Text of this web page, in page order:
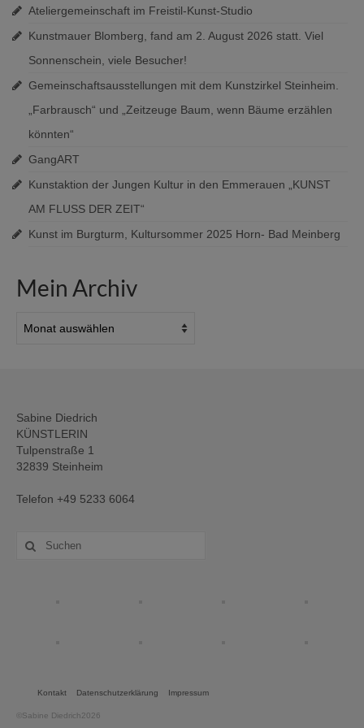
Ateliergemeinschaft im Freistil-Kunst-Studio
Kunstmauer Blomberg, fand am 2. August 2026 statt. Viel
Sonnenschein, viele Besucher!
Gemeinschaftsausstellungen mit dem Kunstzirkel Steinheim.
„Farbrausch“ und „Zeitzeuge Baum, wenn Bäume erzählen
könnten“
GangART
Kunstaktion der Jungen Kultur in den Emmerauen „KUNST
AM FLUSS DER ZEIT“
Kunst im Burgturm, Kultursommer 2025 Horn- Bad Meinberg
Mein Archiv
Archiv
Sabine Diedrich
KÜNSTLERIN
Tulpenstraße 1
32839 Steinheim
Telefon +49 5233 6064
Suche
nach:
Kontakt Datenschutzerklärung Impressum
©Sabine Diedrich2026